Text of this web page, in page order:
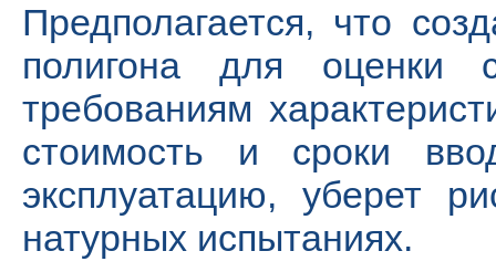
Предполагается, что
полигона для оценки
требованиям
стоимость и сроки
эксплуатацию, уберет
натурных испытаниях.